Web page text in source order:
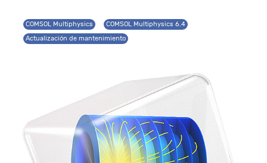
COMSOL Multiphysics
COMSOL Multiphysics 6.4
Actualización de mantenimiento